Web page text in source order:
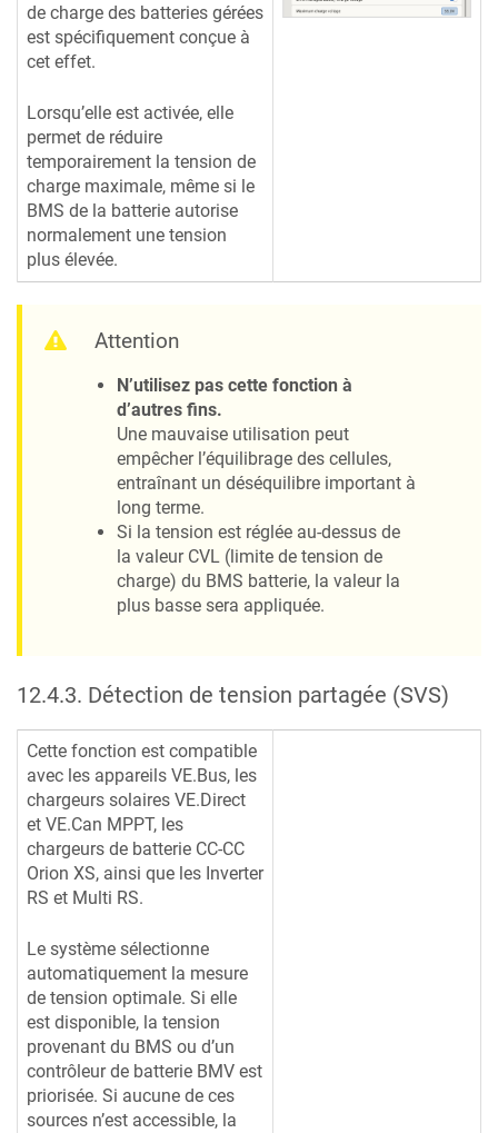
de charge des batteries gérées
est spécifiquement conçue à
cet effet.
Lorsqu’elle est activée, elle
permet de réduire
temporairement la tension de
charge maximale, même si le
BMS de la batterie autorise
normalement une tension
plus élevée.
Attention
N’utilisez pas cette fonction à
d’autres fins.
Une mauvaise utilisation peut
empêcher l’équilibrage des cellules,
entraînant un déséquilibre important à
long terme.
Si la tension est réglée au-dessus de
la valeur CVL (limite de tension de
charge) du BMS batterie, la valeur la
plus basse sera appliquée.
12.4.3. Détection de tension partagée (SVS)
Cette fonction est compatible
avec les appareils VE.Bus, les
chargeurs solaires VE.Direct
et VE.Can MPPT, les
chargeurs de batterie CC-CC
Orion XS, ainsi que les Inverter
RS et Multi RS.
Le système sélectionne
automatiquement la mesure
de tension optimale. Si elle
est disponible, la tension
provenant du BMS ou d’un
contrôleur de batterie BMV est
priorisée. Si aucune de ces
sources n’est accessible, la